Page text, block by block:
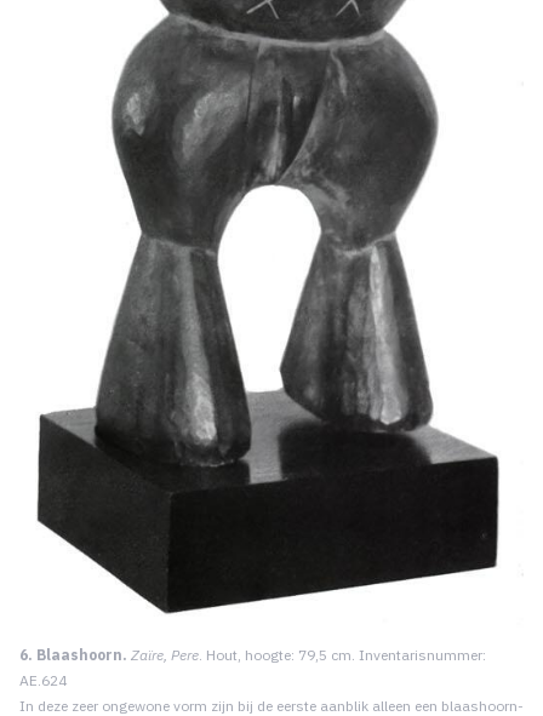
6. Blaashoorn. Zaïre, Pere . Hout, hoogte: 79,5 cm. Inventarisnummer:
AE.624
In deze zeer ongewone vorm zijn bij de eerste aanblik alleen een blaashoorn-